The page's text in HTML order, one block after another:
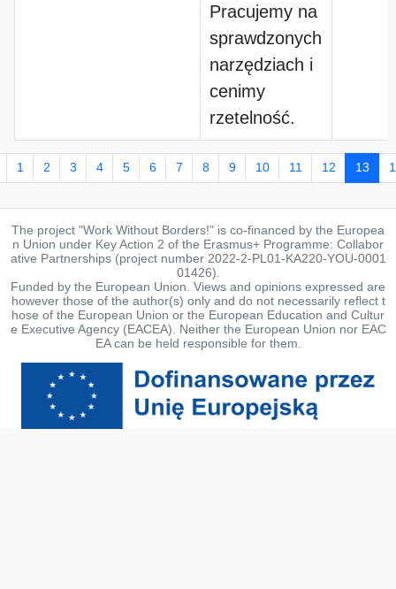
Pracujemy na
sprawdzonych
narzędziach i
cenimy
rzetelność.
1 2 3 4 5 6 7 8 9 10 11 12 13
The project "Work Without Borders!" is co-financed by the Europea
n Union under Key Action 2 of the Erasmus+ Programme: Collabor
ative Partnerships (project number 2022-2-PL01-KA220-YOU-0001
01426).
Funded by the European Union. Views and opinions expressed are
however those of the author(s) only and do not necessarily reflect t
hose of the European Union or the European Education and Cultur
e Executive Agency (EACEA). Neither the European Union nor EAC